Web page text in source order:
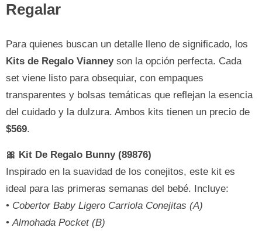
Regalar
Para quienes buscan un detalle lleno de significado, los
Kits de Regalo Vianneyson la opción perfecta. Cada
set viene listo para obsequiar, con empaques
transparentes y bolsas temáticas que reflejan la esencia
del cuidado y la dulzura. Ambos kits tienen un precio de
$569.
🎀 Kit De Regalo Bunny (89876)
Inspirado en la suavidad de los conejitos, este kit es
ideal para las primeras semanas del bebé. Incluye:
• Cobertor Baby Ligero Carriola Conejitas (A)
•Almohada Pocket (B)